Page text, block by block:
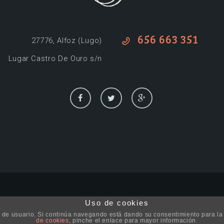
656 663 351
27776, Alfoz (Lugo)
Lugar Castro De Ouro s/n
© 2017 Todos los derechos reservados.
Uso de cookies
usuario. Si continúa navegando está dando su consentimiento para
de cookies, pinche el enlace para mayor información.